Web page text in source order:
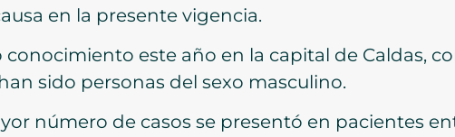
en la presente vigencia.
este año en la capital de Caldas,
sido personas del sexo masculino.
número de casos se presentó en pacientes